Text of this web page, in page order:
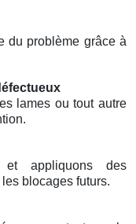
du problème grâce à
lames ou tout autre
appliquons des
blocages futurs.